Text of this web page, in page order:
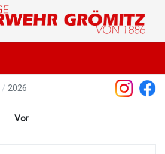
2026
Vor